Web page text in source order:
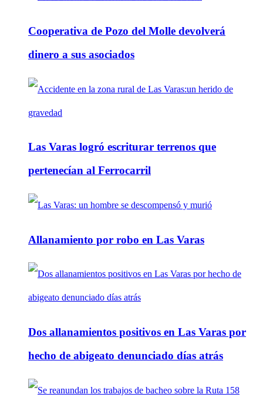
Cooperativa de Pozo del Molle devolverá
dinero a sus asociados
Las Varas logró escriturar terrenos que
pertenecían al Ferrocarril
Allanamiento por robo en Las Varas
Dos allanamientos positivos en Las Varas por
hecho de abigeato denunciado días atrás